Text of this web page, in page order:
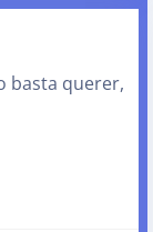
basta querer,